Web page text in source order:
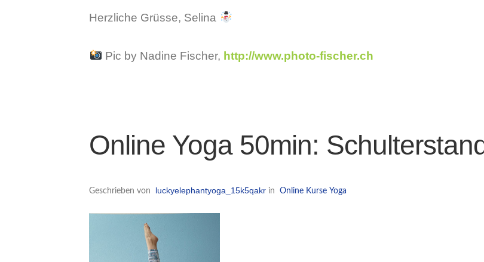
Herzliche Grüsse, Selina
Pic by Nadine Fischer, http://www.photo-fischer.ch
Online Yoga 50min:
Geschrieben von luckyelephantyoga_15k5qakr in Online Kurse Yoga